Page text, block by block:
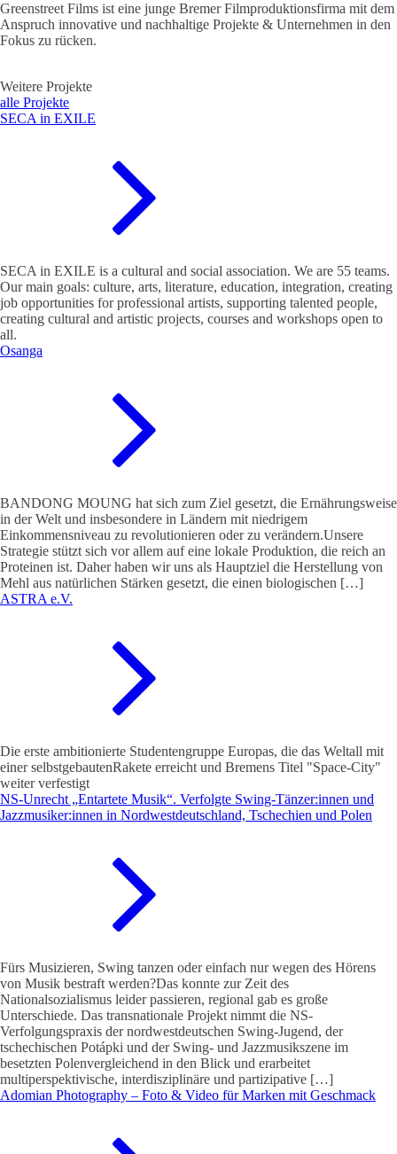
Greenstreet Films ist eine junge Bremer Filmproduktionsfirma mit dem
Anspruch innovative und nachhaltige Projekte & Unternehmen in den
Fokus zu rücken.
Weitere Projekte
alle Projekte
SECA in EXILE
SECA in EXILE is a cultural and social association. We are 55 teams.
Our main goals: culture, arts, literature, education, integration, creating
job opportunities for professional artists, supporting talented people,
creating cultural and artistic projects, courses and workshops open to
all.
Osanga
BANDONG MOUNG hat sich zum Ziel gesetzt, die Ernährungsweise
in der Welt und insbesondere in Ländern mit niedrigem
Einkommensniveau zu revolutionieren oder zu verändern.Unsere
Strategie stützt sich vor allem auf eine lokale Produktion, die reich an
Proteinen ist. Daher haben wir uns als Hauptziel die Herstellung von
Mehl aus natürlichen Stärken gesetzt, die einen biologischen […]
ASTRA e.V.
Die erste ambitionierte Studentengruppe Europas, die das Weltall mit
einer selbstgebautenRakete erreicht und Bremens Titel "Space-City"
weiter verfestigt
NS-Unrecht „Entartete Musik“. Verfolgte Swing-Tänzer:innen und
Jazzmusiker:innen in Nordwestdeutschland, Tschechien und Polen
Fürs Musizieren, Swing tanzen oder einfach nur wegen des Hörens
von Musik bestraft werden?Das konnte zur Zeit des
Nationalsozialismus leider passieren, regional gab es große
Unterschiede. Das transnationale Projekt nimmt die NS-
Verfolgungspraxis der nordwestdeutschen Swing-Jugend, der
tschechischen Potápki und der Swing- und Jazzmusikszene im
besetzten Polenvergleichend in den Blick und erarbeitet
multiperspektivische, interdisziplinäre und partizipative […]
Adomian Photography – Foto & Video für Marken mit Geschmack